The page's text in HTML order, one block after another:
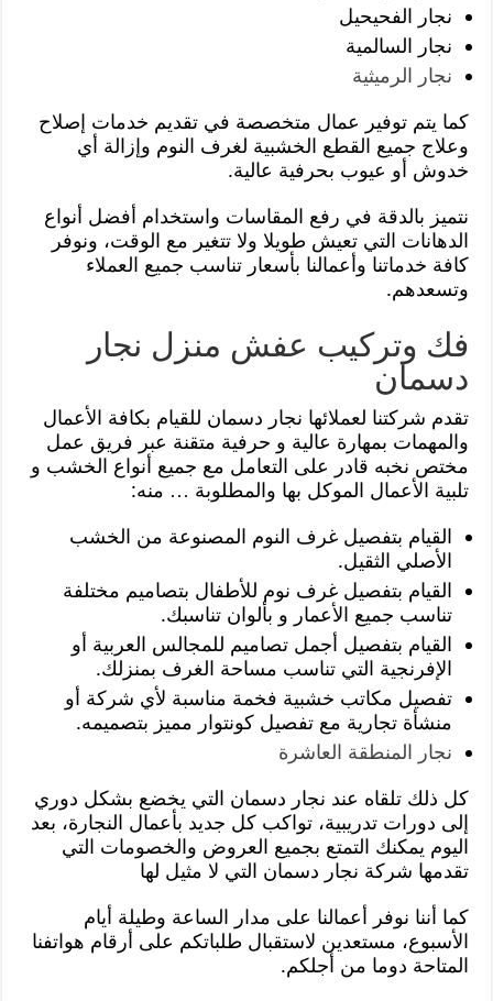
نجار الفحيحيل
نجار السالمية
نجار الرميثية
كما يتم توفير عمال متخصصة في تقديم خدمات إصلاح
وعلاج جميع القطع الخشبية لغرف النوم وإزالة أي
خدوش أو عيوب بحرفية عالية.
نتميز بالدقة في رفع المقاسات واستخدام أفضل أنواع
الدهانات التي تعيش طويلا ولا تتغير مع الوقت، ونوفر
كافة خدماتنا وأعمالنا بأسعار تناسب جميع العملاء
وتسعدهم.
فك وتركيب عفش منزل نجار
دسمان
تقدم شركتنا لعملائها نجار دسمان للقيام بكافة الأعمال
والمهمات بمهارة عالية و حرفية متقنة عبر فريق عمل
مختص نخبه قادر على التعامل مع جميع أنواع الخشب و
تلبية الأعمال الموكل بها والمطلوبة … منه:
القيام بتفصيل غرف النوم المصنوعة من الخشب
الأصلي الثقيل.
القيام بتفصيل غرف نوم للأطفال بتصاميم مختلفة
تناسب جميع الأعمار و بألوان تناسبك.
القيام بتفصيل أجمل تصاميم للمجالس العربية أو
الإفرنجية التي تناسب مساحة الغرف بمنزلك.
تفصيل مكاتب خشبية فخمة مناسبة لأي شركة أو
منشأة تجارية مع تفصيل كونتوار مميز بتصميمه.
نجار المنطقة العاشرة
كل ذلك تلقاه عند نجار دسمان التي يخضع بشكل دوري
إلى دورات تدريبية، تواكب كل جديد بأعمال النجارة، بعد
اليوم يمكنك التمتع بجميع العروض والخصومات التي
تقدمها شركة نجار دسمان التي لا مثيل لها
كما أننا نوفر أعمالنا على مدار الساعة وطيلة أيام
الأسبوع، مستعدين لاستقبال طلباتكم على أرقام هواتفنا
المتاحة دوما من أجلكم.